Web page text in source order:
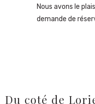
Nous avons le
demande de
Du coté de